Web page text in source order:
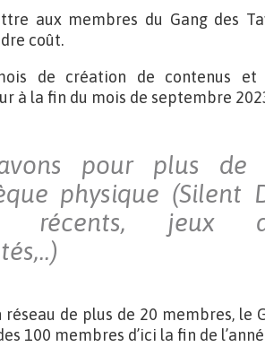
aux membres du Gang des
coût.
de création de contenus
à la fin du mois de septembre
pour plus
physique (Silent
récents, jeux
réseau de plus de 20 membres, le
100 membres d’ici la fin de